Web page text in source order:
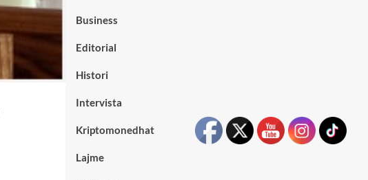
Business
Editorial
Histori
Intervista
Kriptomonedhat
Lajme